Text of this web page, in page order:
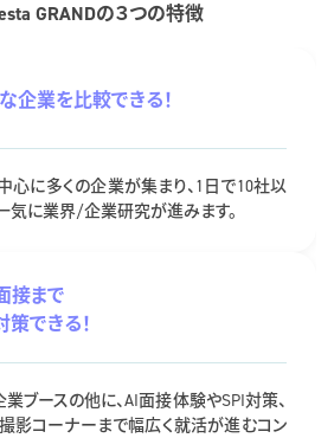
GRANDの３つの特徴
企業を比較できる！
心に多くの企業が集まり、1日で10社以
気に業界/企業研究が進みます。
接まで
できる！
ブースの他に、AI面接体験やSPI対策、
影コーナーまで幅広く就活が進むコン